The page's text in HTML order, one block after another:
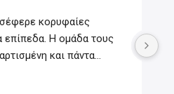
Εξαιρετική προσοχή στη
άκρως επαγγελματική εξυπηρέτηση
Αυτά τα παιδιά με βοήθησαν